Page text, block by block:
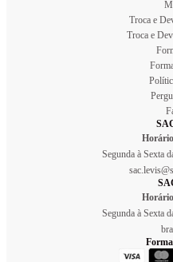
Troca e
Troca e
Segunda à Sexta
Segunda à Sexta